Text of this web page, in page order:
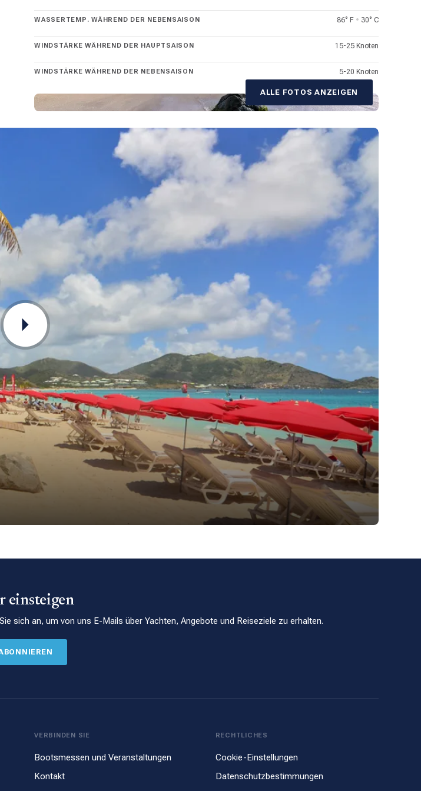
WASSERTEMP. WÄHREND DER NEBENSAISON 86° F • 30° C
WINDSTÄRKE WÄHREND DER HAUPTSAISON 15-25 Knoten
WINDSTÄRKE WÄHREND DER NEBENSAISON 5-20 Knoten
ALLE FOTOS ANZEIGEN
einsteigen
sich an, um von uns E-Mails über Yachten, Angebote und Reiseziele zu erhalten.
VERBINDEN SIE
Bootsmessen und Veranstaltungen
Kontakt
RECHTLICHES
Cookie-Einstellungen
Datenschutzbestimmungen